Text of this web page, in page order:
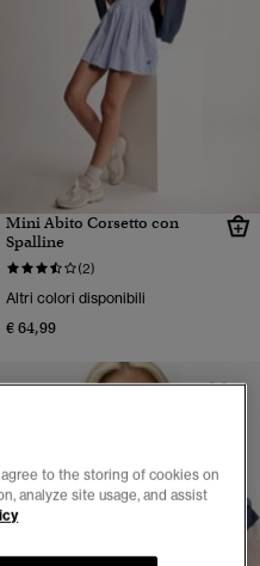
Mini Abito Corsetto con
Spalline
(2)
Altri colori disponibili
€ 64,99
to the storing of cookies on
analyze site usage, and assist